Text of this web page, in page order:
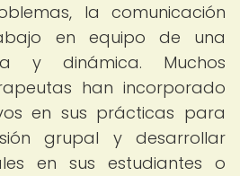
la comunicación
en equipo de una
y dinámica. Muchos
han incorporado
en sus prácticas para
grupal y desarrollar
en sus estudiantes o